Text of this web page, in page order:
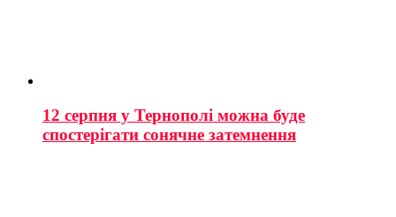
12 серпня у Тернополі можна буде
спостерігати сонячне затемнення